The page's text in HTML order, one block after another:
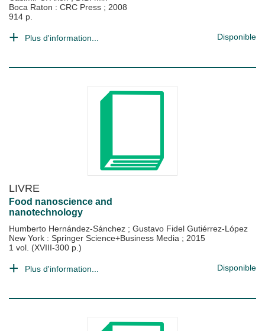
Boca Raton : CRC Press ; 2008
914 p.
Plus d'information... Disponible
LIVRE
Food nanoscience and
nanotechnology
Humberto Hernández-Sánchez ; Gustavo Fidel Gutiérrez-López
New York : Springer Science+Business Media ; 2015
1 vol. (XVIII-300 p.)
Plus d'information... Disponible